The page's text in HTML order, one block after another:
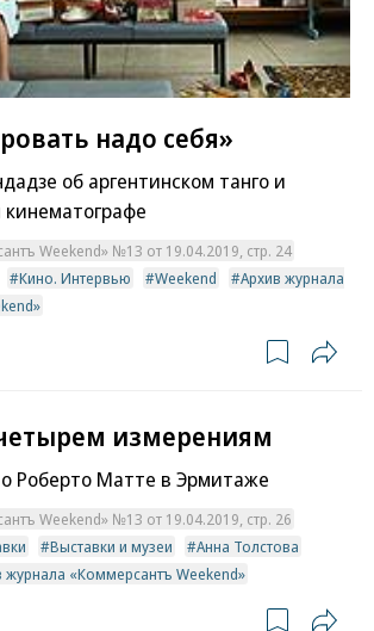
надо себя»
об аргентинском танго и
кинематографе
Weekend» №13 от 19.04.2019, стр. 24
Кино. Интервью Weekend
Архив журнала
измерениям
Роберто Матте в Эрмитаже
Weekend» №13 от 19.04.2019, стр. 26
Выставки и музеи
Анна Толстова
журнала «Коммерсантъ Weekend»